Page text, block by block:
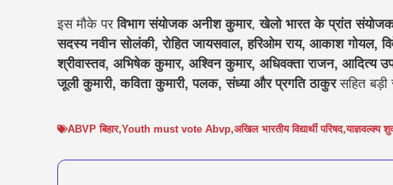
इस मौके परविभाग संयोजक अनीश कुमार,खेलो भारत के प्रांत
सदस्य नवीन सोलंकी, रोहित जायसवाल, हरिओम राय, आकाश गोयल,
श्रीवास्तव, अभिषेक कुमार, अश्विन कुमार, अधिवक्ता राजन, आदित्य
जूली कुमारी, कविता कुमारी, पलक, संध्या और प्रगति ठाकुरसहित बड़ी
ABVP बिहार,Youth must vote Abvp,अखिल भारतीय विद्यार्थी परिषद,याज्ञवल्क्य